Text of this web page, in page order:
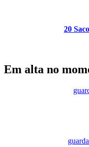
20
Em alta no